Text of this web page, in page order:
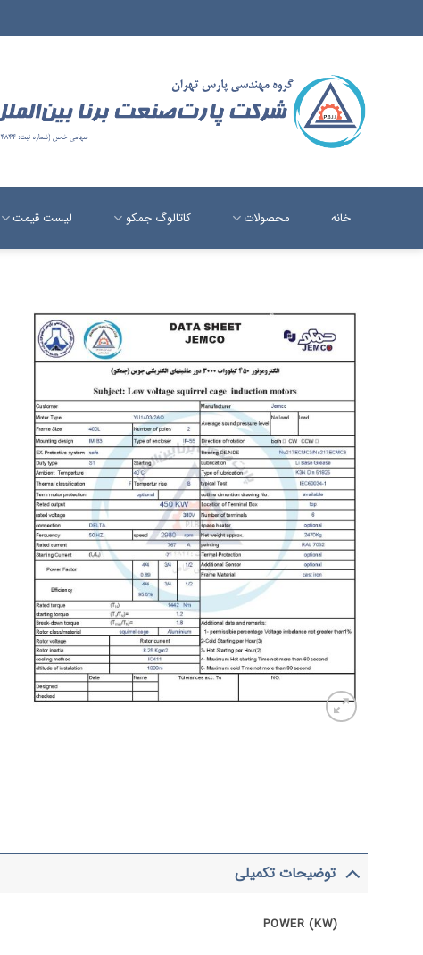
خانه محصولات کاتالوگ جمکو لیست قیمت
توضیحات تکمیلی
POWER (KW)